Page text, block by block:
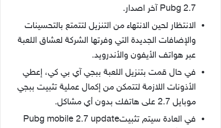
Pubg 2.7 آخر اصدار.
الانتظار لحين الانتهاء من التنزيل لتتمتع بالتحسينات
والإضافات الجديدة التي وفرتها الشركة لعشاق اللعبة
عبر هواتف الأيفون والأندرويد.
في حال قمت بتنزيل اللعبة ببجي آي بي كي، إعطي
الأذونات اللازمة لتتمكن من إكمال عملية تثبيت ببجي
موبايل 2.7 على هاتفك بدون أي مشاكل.
في العادة سيتم تثبيتPubg mobile 2.7 update